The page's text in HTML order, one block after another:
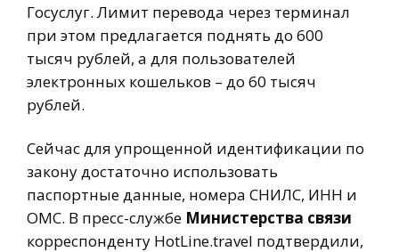
Госуслуг. Лимит перевода через терминал
при этом предлагается поднять до 600
тысяч рублей, а для пользователей
электронных кошельков – до 60 тысяч
рублей.
Сейчас для упрощенной идентификации по
закону достаточно использовать
паспортные данные, номера СНИЛС, ИНН и
ОМС. В пресс-службе Министерства связи
корреспонденту HotLine.travel подтвердили,